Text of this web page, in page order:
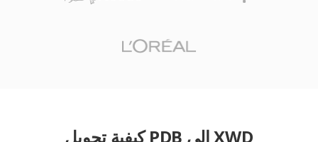
كيفية تحويل PDB إلى XWD